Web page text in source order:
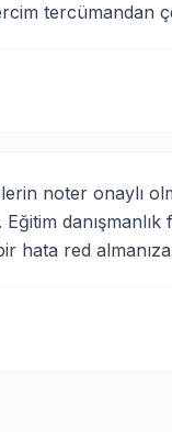
tercümandan
noter onaylı
Eğitim
hata red